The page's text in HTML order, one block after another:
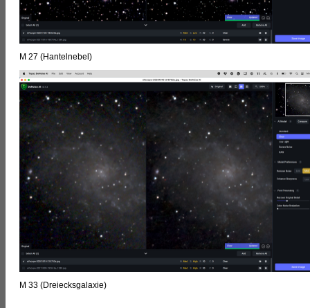
M 27 (Hantelnebel)
M 33 (Dreiecksgalaxie)